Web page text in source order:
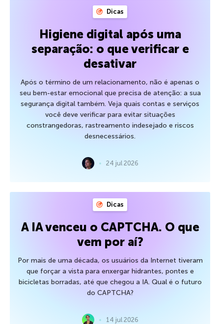
Dicas
Higiene digital após uma
separação: o que verificar e
desativar
Após o término de um relacionamento, não é apenas o
seu bem-estar emocional que precisa de atenção: a sua
segurança digital também. Veja quais contas e serviços
você deve verificar para evitar situações
constrangedoras, rastreamento indesejado e riscos
desnecessários.
24 jul 2026
Dicas
A IA venceu o CAPTCHA. O que
vem por aí?
Por mais de uma década, os usuários da Internet tiveram
que forçar a vista para enxergar hidrantes, pontes e
bicicletas borradas, até que chegou a IA. Qual é o futuro
do CAPTCHA?
14 jul 2026